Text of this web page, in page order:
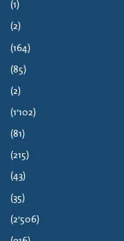
(1)
(2)
(164)
(85)
(2)
(1٬102)
(81)
(215)
(43)
(35)
(2٬506)